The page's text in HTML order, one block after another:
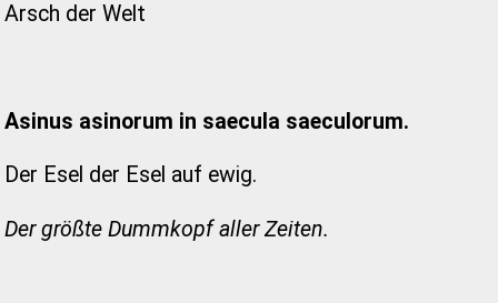
Arsch der Welt
Asinus asinorum in saecula saeculorum.
Der Esel der Esel auf ewig.
Der größte Dummkopf aller Zeiten.